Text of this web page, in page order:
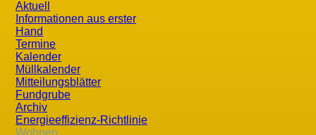
Aktuell
Informationen aus erster
Hand
Termine
Kalender
Müllkalender
Mitteilungsblätter
Fundgrube
Archiv
Energieeffizienz-Richtlinie
Wohnen
Aktuelle Seite:
Datenschutzerklärung